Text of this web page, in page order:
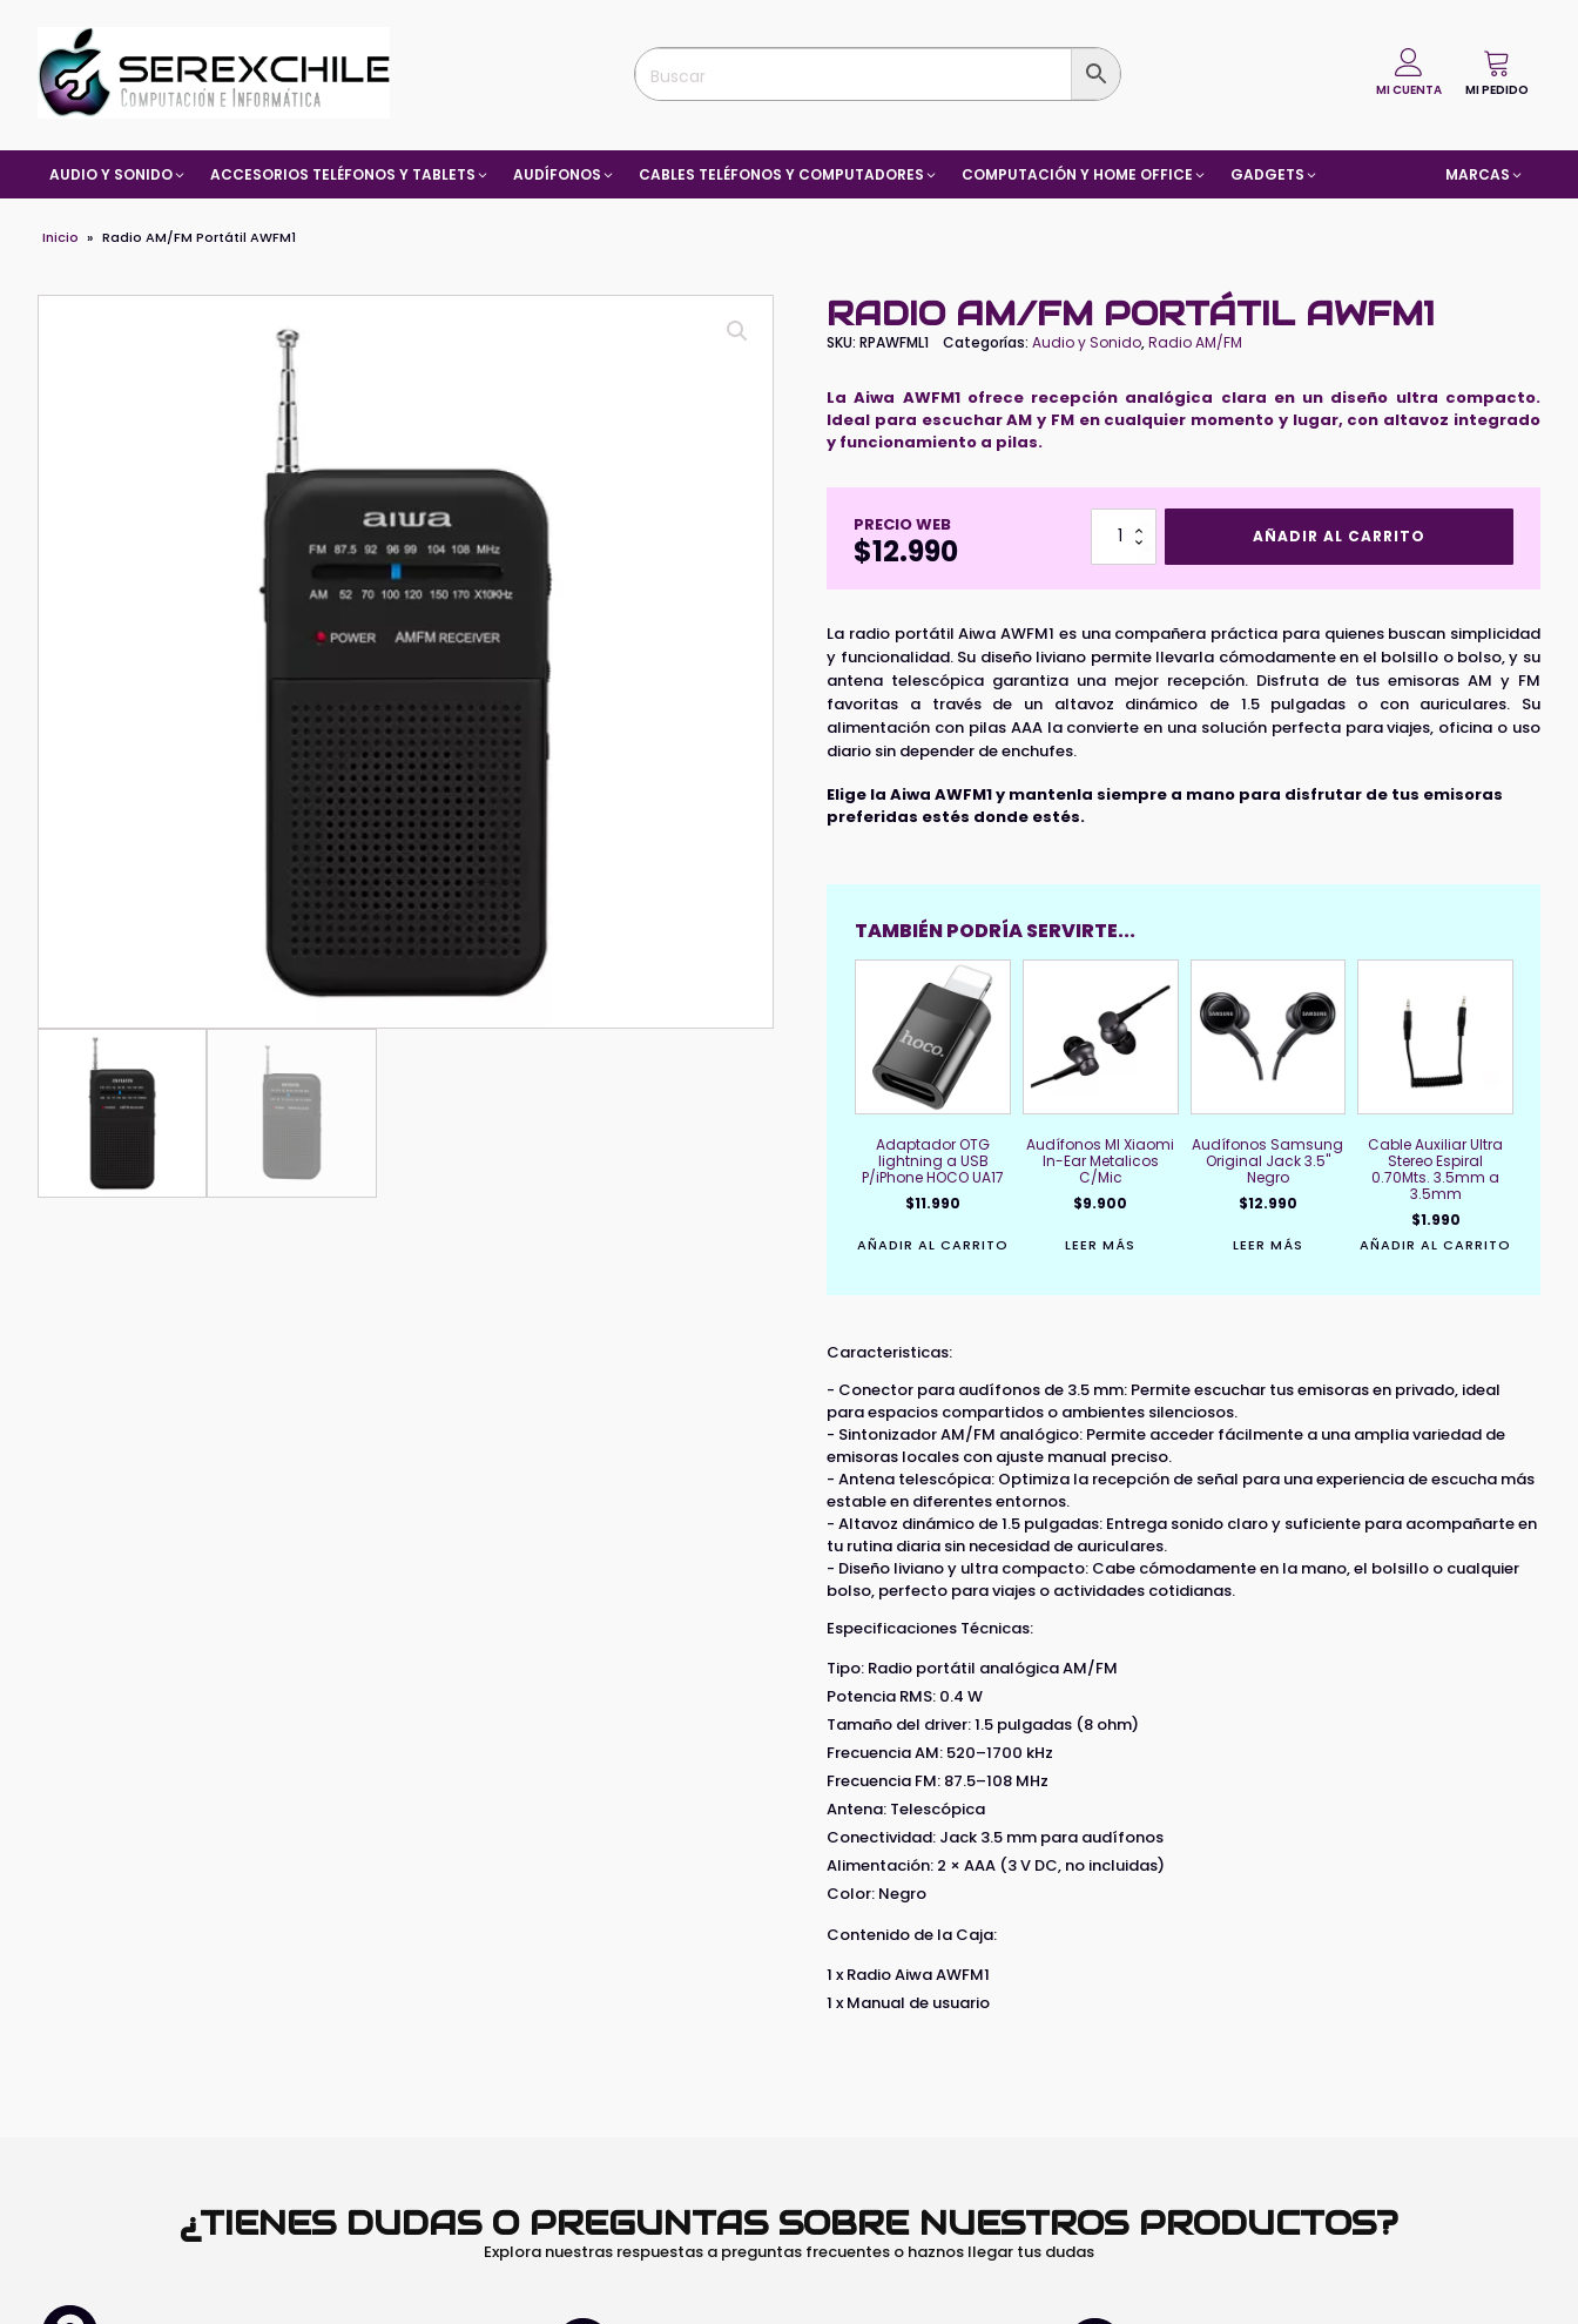
MI CUENTA MI PEDIDO
AUDIO Y SONIDO ACCESORIOS TELÉFONOS Y TABLETS AUDÍFONOS CABLES TELÉFONOS Y COMPUTADORES COMPUTACIÓN Y HOME OFFICE GADGETS MARCAS
Inicio » Radio AM/FM Portátil AWFM1
RADIO AM/FM PORTÁTIL AWFM1
SKU:RPAWFML1 Categorías:Audio y Sonido,Radio AM/FM
La Aiwa AWFM1 ofrece recepción analógica clara en un diseño ultra compacto.
Ideal para escuchar AM y FM en cualquier momento y lugar, con altavoz integrado
y funcionamiento a pilas.
PRECIO WEB
$12.990
Radio
AM/FM
Portátil
AWFM1
AÑADIR AL CARRITO
La radio portátil Aiwa AWFM1 es una compañera práctica para quienes buscan simplicidad
y funcionalidad. Su diseño liviano permite llevarla cómodamente en el bolsillo o bolso, y su
antena telescópica garantiza una mejor recepción. Disfruta de tus emisoras AM y FM
favoritas a través de un altavoz dinámico de 1.5 pulgadas o con auriculares. Su
alimentación con pilas AAA la convierte en una solución perfecta para viajes, oficina o uso
diario sin depender de enchufes.
Elige la Aiwa AWFM1 y mantenla siempre a mano para disfrutar de tus emisoras
preferidas estés donde estés.
TAMBIÉN PODRÍA SERVIRTE...
Adaptador OTG
lightning a USB
P/iPhone HOCO UA17
$11.990
AÑADIR AL CARRITO
Audífonos MI Xiaomi
In-Ear Metalicos
C/Mic
$9.900
LEER MÁS
Audífonos Samsung
Original Jack 3.5"
Negro
$12.990
LEER MÁS
Cable Auxiliar Ultra
Stereo Espiral
0.70Mts. 3.5mm a
3.5mm
$1.990
AÑADIR AL CARRITO
Caracteristicas:
- Conector para audífonos de 3.5 mm: Permite escuchar tus emisoras en privado, ideal
para espacios compartidos o ambientes silenciosos.
- Sintonizador AM/FM analógico: Permite acceder fácilmente a una amplia variedad de
emisoras locales con ajuste manual preciso.
- Antena telescópica: Optimiza la recepción de señal para una experiencia de escucha más
estable en diferentes entornos.
- Altavoz dinámico de 1.5 pulgadas: Entrega sonido claro y suficiente para acompañarte en
tu rutina diaria sin necesidad de auriculares.
- Diseño liviano y ultra compacto: Cabe cómodamente en la mano, el bolsillo o cualquier
bolso, perfecto para viajes o actividades cotidianas.
Especificaciones Técnicas:
Tipo: Radio portátil analógica AM/FM
Potencia RMS: 0.4 W
Tamaño del driver: 1.5 pulgadas (8 ohm)
Frecuencia AM: 520–1700 kHz
Frecuencia FM: 87.5–108 MHz
Antena: Telescópica
Conectividad: Jack 3.5 mm para audífonos
Alimentación: 2 × AAA (3 V DC, no incluidas)
Color: Negro
Contenido de la Caja:
1 x Radio Aiwa AWFM1
1 x Manual de usuario
¿TIENES DUDAS O PREGUNTAS SOBRE NUESTROS PRODUCTOS?
Explora nuestras respuestas a preguntas frecuentes o haznos llegar tus dudas